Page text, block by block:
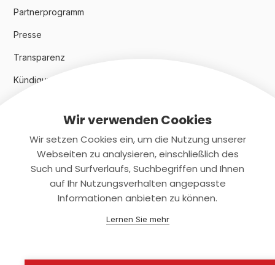
Partnerprogramm
Presse
Transparenz
Kündigungsindex 2024
Rechtliches
Datenschutz
Wir verwenden Cookies
Wir setzen Cookies ein, um die Nutzung unserer
Webseiten zu analysieren, einschließlich des
Such und Surfverlaufs, Suchbegriffen und Ihnen
auf Ihr Nutzungsverhalten angepasste
Informationen anbieten zu können.
Lernen Sie mehr